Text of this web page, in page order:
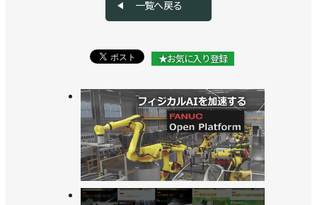
生産を移管／ヤマハ発動機
>>ヤマハロボティクス設立、2030年代初めに売り上
げ1000億円目指す／ヤマハ発動機
>>[ショールーム探訪vol.32]搬送の自動化をまとめて
提案／ヤマハ発動機「CONNECTED SQUARE」
>>細胞ピッキングシステムを発売、ロボティクス技
術を新事業に生かす／ヤマハ発動機
>>ロボティクス事業所を増改築、「成長領域に投
一覧へ戻る
★お気に入り登録